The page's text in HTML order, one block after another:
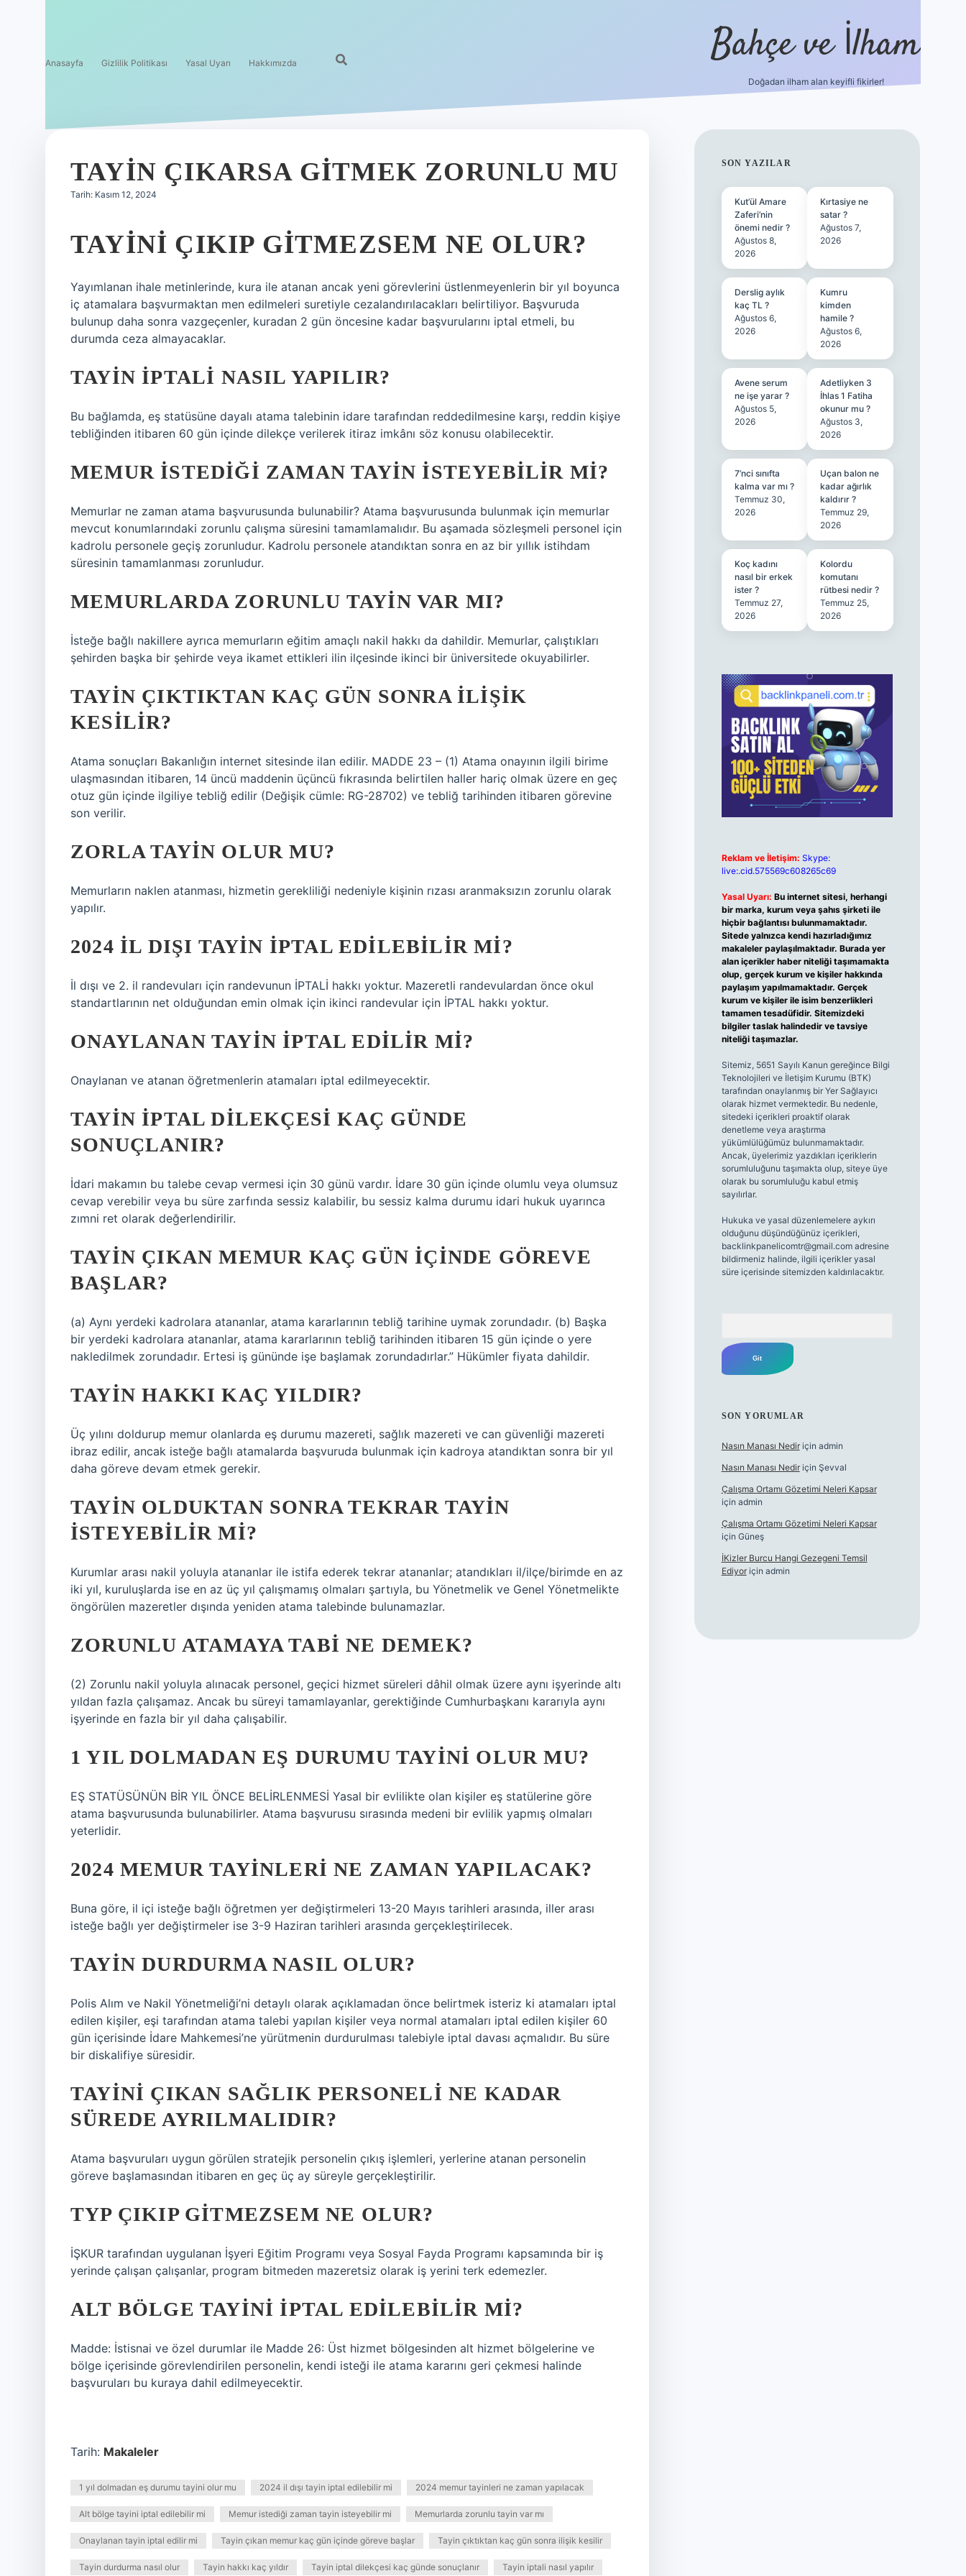
Anasayfa Gizlilik Politikası Yasal Uyarı Hakkımızda Bahçe ve İlham
Doğadan ilham alan keyifli fikirler!
TAYIN ÇIKARSA GITMEK ZORUNLU MU
Tarih: Kasım 12, 2024
TAYINI ÇIKIP GITMEZSEM NE OLUR?
Yayımlanan ihale metinlerinde, kura ile atanan ancak yeni görevlerini üstlenmeyenlerin bir yıl boyunca
iç atamalara başvurmaktan men edilmeleri suretiyle cezalandırılacakları belirtiliyor. Başvuruda
bulunup daha sonra vazgeçenler, kuradan 2 gün öncesine kadar başvurularını iptal etmeli, bu
durumda ceza almayacaklar.
TAYIN IPTALI NASIL YAPILIR?
Bu bağlamda, eş statüsüne dayalı atama talebinin idare tarafından reddedilmesine karşı, reddin kişiye
tebliğinden itibaren 60 gün içinde dilekçe verilerek itiraz imkânı söz konusu olabilecektir.
MEMUR ISTEDIĞI ZAMAN TAYIN ISTEYEBILIR MI?
Memurlar ne zaman atama başvurusunda bulunabilir? Atama başvurusunda bulunmak için memurlar
mevcut konumlarındaki zorunlu çalışma süresini tamamlamalıdır. Bu aşamada sözleşmeli personel için
kadrolu personele geçiş zorunludur. Kadrolu personele atandıktan sonra en az bir yıllık istihdam
süresinin tamamlanması zorunludur.
MEMURLARDA ZORUNLU TAYIN VAR MI?
İsteğe bağlı nakillere ayrıca memurların eğitim amaçlı nakil hakkı da dahildir. Memurlar, çalıştıkları
şehirden başka bir şehirde veya ikamet ettikleri ilin ilçesinde ikinci bir üniversitede okuyabilirler.
TAYIN ÇIKTIKTAN KAÇ GÜN SONRA ILIŞIK
KESILIR?
Atama sonuçları Bakanlığın internet sitesinde ilan edilir. MADDE 23 – (1) Atama onayının ilgili birime
ulaşmasından itibaren, 14 üncü maddenin üçüncü fıkrasında belirtilen haller hariç olmak üzere en geç
otuz gün içinde ilgiliye tebliğ edilir (Değişik cümle: RG-28702) ve tebliğ tarihinden itibaren görevine
son verilir.
ZORLA TAYIN OLUR MU?
Memurların naklen atanması, hizmetin gerekliliği nedeniyle kişinin rızası aranmaksızın zorunlu olarak
yapılır.
2024 IL DIŞI TAYIN IPTAL EDILEBILIR MI?
İl dışı ve 2. il randevuları için randevunun İPTALİ hakkı yoktur. Mazeretli randevulardan önce okul
standartlarının net olduğundan emin olmak için ikinci randevular için İPTAL hakkı yoktur.
ONAYLANAN TAYIN IPTAL EDILIR MI?
Onaylanan ve atanan öğretmenlerin atamaları iptal edilmeyecektir.
TAYIN IPTAL DILEKÇESI KAÇ GÜNDE
SONUÇLANIR?
İdari makamın bu talebe cevap vermesi için 30 günü vardır. İdare 30 gün içinde olumlu veya olumsuz
cevap verebilir veya bu süre zarfında sessiz kalabilir, bu sessiz kalma durumu idari hukuk uyarınca
zımni ret olarak değerlendirilir.
TAYIN ÇIKAN MEMUR KAÇ GÜN IÇINDE GÖREVE
BAŞLAR?
(a) Aynı yerdeki kadrolara atananlar, atama kararlarının tebliğ tarihine uymak zorundadır. (b) Başka
bir yerdeki kadrolara atananlar, atama kararlarının tebliğ tarihinden itibaren 15 gün içinde o yere
nakledilmek zorundadır. Ertesi iş gününde işe başlamak zorundadırlar.” Hükümler fiyata dahildir.
TAYIN HAKKI KAÇ YILDIR?
Üç yılını doldurup memur olanlarda eş durumu mazereti, sağlık mazereti ve can güvenliği mazereti
ibraz edilir, ancak isteğe bağlı atamalarda başvuruda bulunmak için kadroya atandıktan sonra bir yıl
daha göreve devam etmek gerekir.
TAYIN OLDUKTAN SONRA TEKRAR TAYIN
ISTEYEBILIR MI?
Kurumlar arası nakil yoluyla atananlar ile istifa ederek tekrar atananlar; atandıkları il/ilçe/birimde en az
iki yıl, kuruluşlarda ise en az üç yıl çalışmamış olmaları şartıyla, bu Yönetmelik ve Genel Yönetmelikte
öngörülen mazeretler dışında yeniden atama talebinde bulunamazlar.
ZORUNLU ATAMAYA TABI NE DEMEK?
(2) Zorunlu nakil yoluyla alınacak personel, geçici hizmet süreleri dâhil olmak üzere aynı işyerinde altı
yıldan fazla çalışamaz. Ancak bu süreyi tamamlayanlar, gerektiğinde Cumhurbaşkanı kararıyla aynı
işyerinde en fazla bir yıl daha çalışabilir.
1 YIL DOLMADAN EŞ DURUMU TAYINI OLUR MU?
EŞ STATÜSÜNÜN BİR YIL ÖNCE BELİRLENMESİ Yasal bir evlilikte olan kişiler eş statülerine göre
atama başvurusunda bulunabilirler. Atama başvurusu sırasında medeni bir evlilik yapmış olmaları
yeterlidir.
2024 MEMUR TAYINLERI NE ZAMAN YAPILACAK?
Buna göre, il içi isteğe bağlı öğretmen yer değiştirmeleri 13-20 Mayıs tarihleri ​​arasında, iller arası
isteğe bağlı yer değiştirmeler ise 3-9 Haziran tarihleri ​​arasında gerçekleştirilecek.
TAYIN DURDURMA NASIL OLUR?
Polis Alım ve Nakil Yönetmeliği’ni detaylı olarak açıklamadan önce belirtmek isteriz ki atamaları iptal
edilen kişiler, eşi tarafından atama talebi yapılan kişiler veya normal atamaları iptal edilen kişiler 60
gün içerisinde İdare Mahkemesi’ne yürütmenin durdurulması talebiyle iptal davası açmalıdır. Bu süre
bir diskalifiye süresidir.
TAYINI ÇIKAN SAĞLIK PERSONELI NE KADAR
SÜREDE AYRILMALIDIR?
Atama başvuruları uygun görülen stratejik personelin çıkış işlemleri, yerlerine atanan personelin
göreve başlamasından itibaren en geç üç ay süreyle gerçekleştirilir.
TYP ÇIKIP GITMEZSEM NE OLUR?
İŞKUR tarafından uygulanan İşyeri Eğitim Programı veya Sosyal Fayda Programı kapsamında bir iş
yerinde çalışan çalışanlar, program bitmeden mazeretsiz olarak iş yerini terk edemezler.
ALT BÖLGE TAYINI IPTAL EDILEBILIR MI?
Madde: İstisnai ve özel durumlar ile Madde 26: Üst hizmet bölgesinden alt hizmet bölgelerine ve
bölge içerisinde görevlendirilen personelin, kendi isteği ile atama kararını geri çekmesi halinde
başvuruları bu kuraya dahil edilmeyecektir.
Tarih: Makaleler
1 yıl dolmadan eş durumu tayini olur mu 2024 il dışı tayin iptal edilebilir mi 2024 memur tayinleri ne zaman yapılacak
Alt bölge tayini iptal edilebilir mi Memur istediği zaman tayin isteyebilir mi Memurlarda zorunlu tayin var mı
Onaylanan tayin iptal edilir mi Tayin çıkan memur kaç gün içinde göreve başlar Tayin çıktıktan kaç gün sonra ilişik kesilir
Tayin durdurma nasıl olur Tayin hakkı kaç yıldır Tayin iptal dilekçesi kaç günde sonuçlanır Tayin iptali nasıl yapılır
SIDEBAR
SON YAZILAR
Kut’ül Amare
Zaferi’nin
önemi nedir ?
Ağustos 8,
2026
Kırtasiye ne
satar ?
Ağustos 7,
2026
Derslig aylık
kaç TL ?
Ağustos 6,
2026
Kumru
kimden
hamile ?
Ağustos 6,
2026
Avene serum
ne işe yarar ?
Ağustos 5,
2026
Adetliyken 3
İhlas 1 Fatiha
okunur mu ?
Ağustos 3,
2026
7’nci sınıfta
kalma var mı ?
Temmuz 30,
2026
Uçan balon ne
kadar ağırlık
kaldırır ?
Temmuz 29,
2026
Koç kadını
nasıl bir erkek
ister ?
Temmuz 27,
2026
Kolordu
komutanı
rütbesi nedir ?
Temmuz 25,
2026
Reklam ve İletişim: Skype:
live:.cid.575569c608265c69
Yasal Uyarı: Bu internet sitesi, herhangi
bir marka, kurum veya şahıs şirketi ile
hiçbir bağlantısı bulunmamaktadır.
Sitede yalnızca kendi hazırladığımız
makaleler paylaşılmaktadır. Burada yer
alan içerikler haber niteliği taşımamakta
olup, gerçek kurum ve kişiler hakkında
paylaşım yapılmamaktadır. Gerçek
kurum ve kişiler ile isim benzerlikleri
tamamen tesadüfidir. Sitemizdeki
bilgiler taslak halindedir ve tavsiye
niteliği taşımazlar.
Sitemiz, 5651 Sayılı Kanun gereğince Bilgi
Teknolojileri ve İletişim Kurumu (BTK)
tarafından onaylanmış bir Yer Sağlayıcı
olarak hizmet vermektedir. Bu nedenle,
sitedeki içerikleri proaktif olarak
denetleme veya araştırma
yükümlülüğümüz bulunmamaktadır.
Ancak, üyelerimiz yazdıkları içeriklerin
sorumluluğunu taşımakta olup, siteye üye
olarak bu sorumluluğu kabul etmiş
sayılırlar.
Hukuka ve yasal düzenlemelere aykırı
olduğunu düşündüğünüz içerikleri,
backlinkpanelicomtr@gmail.comadresine
bildirmeniz halinde, ilgili içerikler yasal
süre içerisinde sitemizden kaldırılacaktır.
SON YORUMLAR
Nasın Manası Nediriçin admin
Nasın Manası Nediriçin Şevval
Çalışma Ortamı Gözetimi Neleri Kapsar
için admin
Çalışma Ortamı Gözetimi Neleri Kapsar
için Güneş
İKizler Burcu Hangi Gezegeni Temsil
Ediyoriçin admin
ilbet yeni